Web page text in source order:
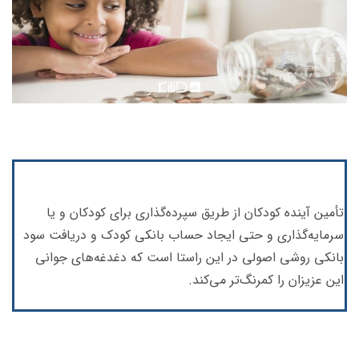
تأمین آینده کودکان از طریق سپرده‌گذاری برای کودکان و یا
سرمایه‌گذاری و حتی ایجاد حساب بانکی کودک و دریافت سود
بانکی روشی اصولی در این راستا است که دغدغه‌های جوانی
این عزیزان را کمرنگ‌تر می‌کند.